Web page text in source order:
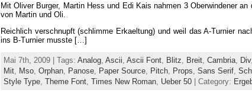
Mit Oliver Burger, Martin Hess und Edi Kais nahmen 3 Oberwindener
von Martin und Oli.
Reichlich verschnupft (schlimme Erkaeltung) und weil das A-Turnier
ins B-Turnier musste […]
Mai 7th, 2009 | Tags: Analog, Ascii Ascii Font, Blitz Breit, Cambria, Div,
Mit, Mso, Orphan, Panose, Paper Source, Pitch, Props Sans Serif,
Style Type, Theme Font, Times New Roman, Ueber 50| Category: